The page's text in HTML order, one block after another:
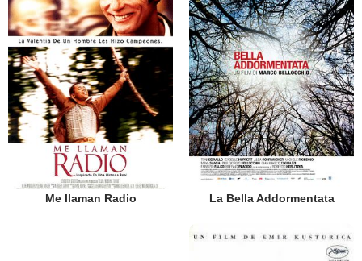
Me llaman Radio La Bella Addormentata